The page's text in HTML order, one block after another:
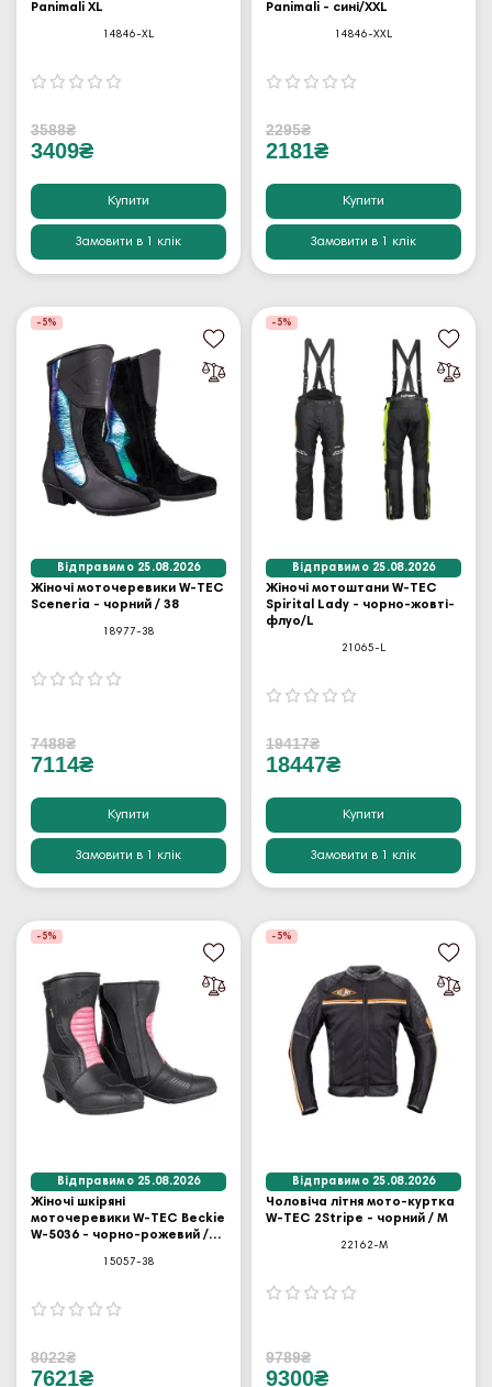
Panimali XL
14846-XL
3588₴
3409₴
Купити
Замовити в 1 клік
Panimali - сині/XXL
14846-XXL
2295₴
2181₴
Купити
Замовити в 1 клік
-5%
Відправимо 25.08.2026
Жіночі моточеревики W-TEC
Sceneria - чорний / 38
18977-38
7488₴
7114₴
Купити
Замовити в 1 клік
-5%
Відправимо 25.08.2026
Жіночі мотоштани W-TEC
Spirital Lady - чорно-жовті-
флуо/L
21065-L
19417₴
18447₴
Купити
Замовити в 1 клік
-5%
Відправимо 25.08.2026
Жіночі шкіряні
моточеревики W-TEC Beckie
W-5036 - чорно-рожевий /
15057-38
8022₴
7621₴
-5%
Відправимо 25.08.2026
Чоловіча літня мото-куртка
W-TEC 2Stripe - чорний / М
22162-M
9789₴
9300₴